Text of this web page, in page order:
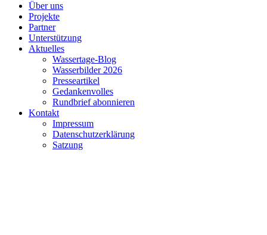
Über uns
Projekte
Partner
Unterstützung
Aktuelles
Wassertage-Blog
Wasserbilder 2026
Presseartikel
Gedankenvolles
Rundbrief abonnieren
Kontakt
Impressum
Datenschutzerklärung
Satzung